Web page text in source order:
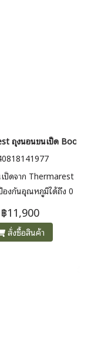
ถุงนอนขนเป็ด Boost
ป็ดจาก Thermarest
องกันอุณหภูมิได้ถึง 0
ราศจากสาร PFAS กัน
น้ำ (RDS)
฿11,900
สั่งซื้อสินค้า